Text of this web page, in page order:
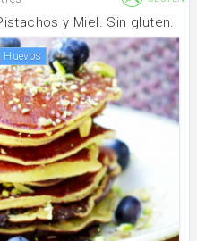
y Miel. Sin gluten.
huevos